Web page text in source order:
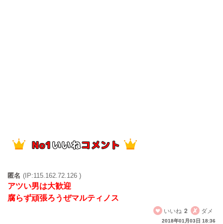
匿名 (IP:115.162.72.126 )
アツい男は大歓迎
腐らず頑張ろうぜマルティノス
いいね 2 ダメ
2018年01月03日 18:36